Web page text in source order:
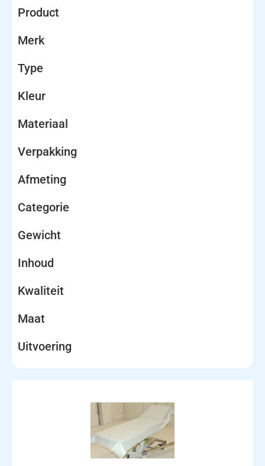
Product
Merk
Type
Kleur
Materiaal
Verpakking
Afmeting
Categorie
Gewicht
Inhoud
Kwaliteit
Maat
Uitvoering